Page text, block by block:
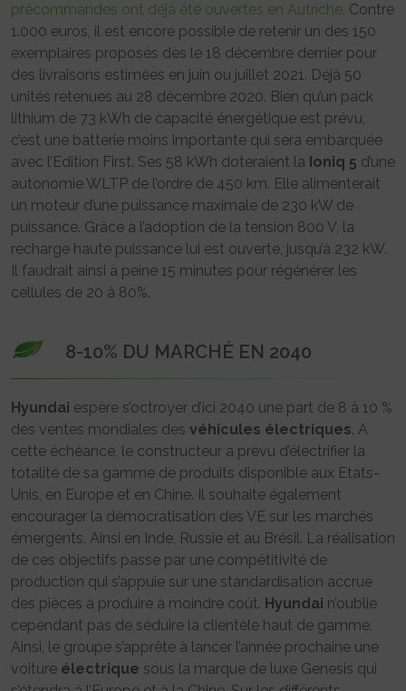
précommandes ont déjà été ouvertes en Autriche. Contre
1.000 euros, il est encore possible de retenir un des 150
exemplaires proposés dès le 18 décembre dernier pour
des livraisons estimées en juin ou juillet 2021. Déjà 50
unités retenues au 28 décembre 2020. Bien qu’un pack
lithium de 73 kWh de capacité énergétique est prévu,
c’est une batterie moins importante qui sera embarquée
avec l’Edition First. Ses 58 kWh doteraient la Ioniq 5 d’une
autonomie WLTP de l’ordre de 450 km. Elle alimenterait
un moteur d’une puissance maximale de 230 kW de
puissance. Grâce à l’adoption de la tension 800 V, la
recharge haute puissance lui est ouverte, jusqu’à 232 kW.
Il faudrait ainsi à peine 15 minutes pour régénérer les
cellules de 20 à 80%.
8-10% DU MARCHÉ EN 2040
Hyundai espère s’octroyer d’ici 2040 une part de 8 à 10 %
des ventes mondiales des véhicules électriques. A
cette échéance, le constructeur a prévu d’électrifier la
totalité de sa gamme de produits disponible aux Etats-
Unis, en Europe et en Chine. Il souhaite également
encourager la démocratisation des VE sur les marchés
émergents. Ainsi en Inde, Russie et au Brésil. La réalisation
de ces objectifs passe par une compétitivité de
production qui s’appuie sur une standardisation accrue
des pièces à produire à moindre coût. Hyundai n’oublie
cependant pas de séduire la clientèle haut de gamme.
Ainsi, le groupe s’apprête à lancer l’année prochaine une
voiture électrique sous la marque de luxe Genesis qui